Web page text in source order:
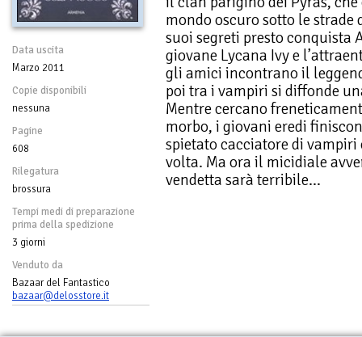
Data uscita
Marzo 2011
Copie disponibili
nessuna
Pagine
608
Rilegatura
brossura
Tempi medi di preparazione
prima della spedizione
3 giorni
Venduto da
Bazaar del Fantastico
bazaar@delosstore.it
mondo oscuro sotto le
suoi segreti presto conquista
giovane Lycana Ivy e
gli amici incontrano il
poi tra i vampiri si diffonde
Mentre cercano
morbo, i giovani eredi
spietato cacciatore di
volta. Ma ora il micidiale
vendetta sarà terribile…